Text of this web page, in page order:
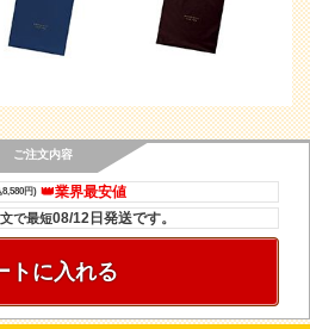
ご注文内容
👑業界最安値
円)
で最短08/12日発送です。
トに入れる